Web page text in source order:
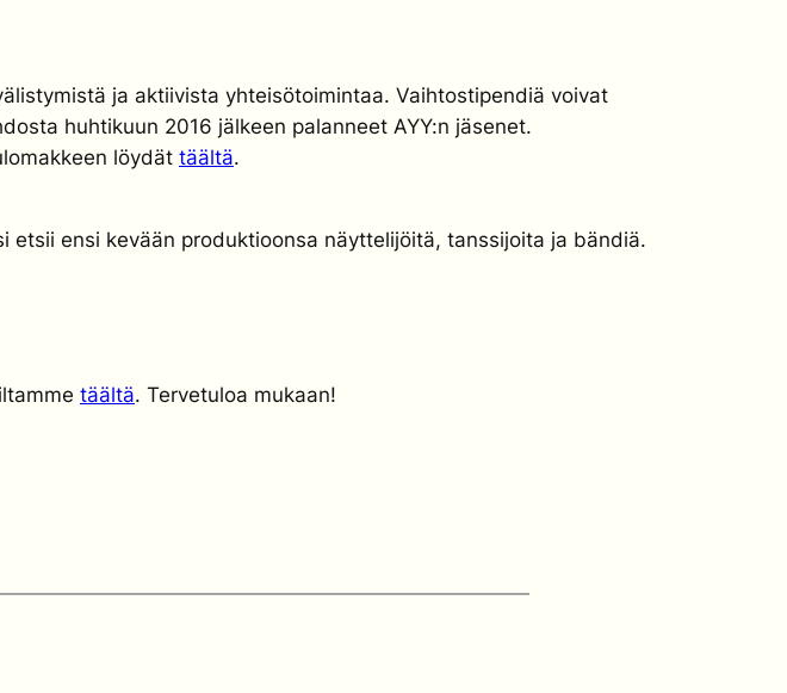
ja aktiivista yhteisötoimintaa. Vaihtostipendiä voivat
huhtikuun 2016 jälkeen palanneet AYY:n jäsenet.
löydät täältä.
etsii ensi kevään produktioonsa näyttelijöitä, tanssijoita ja bändiä.
täältä. Tervetuloa mukaan!